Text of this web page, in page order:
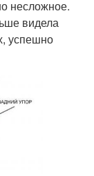
несложное.
видела
успешно